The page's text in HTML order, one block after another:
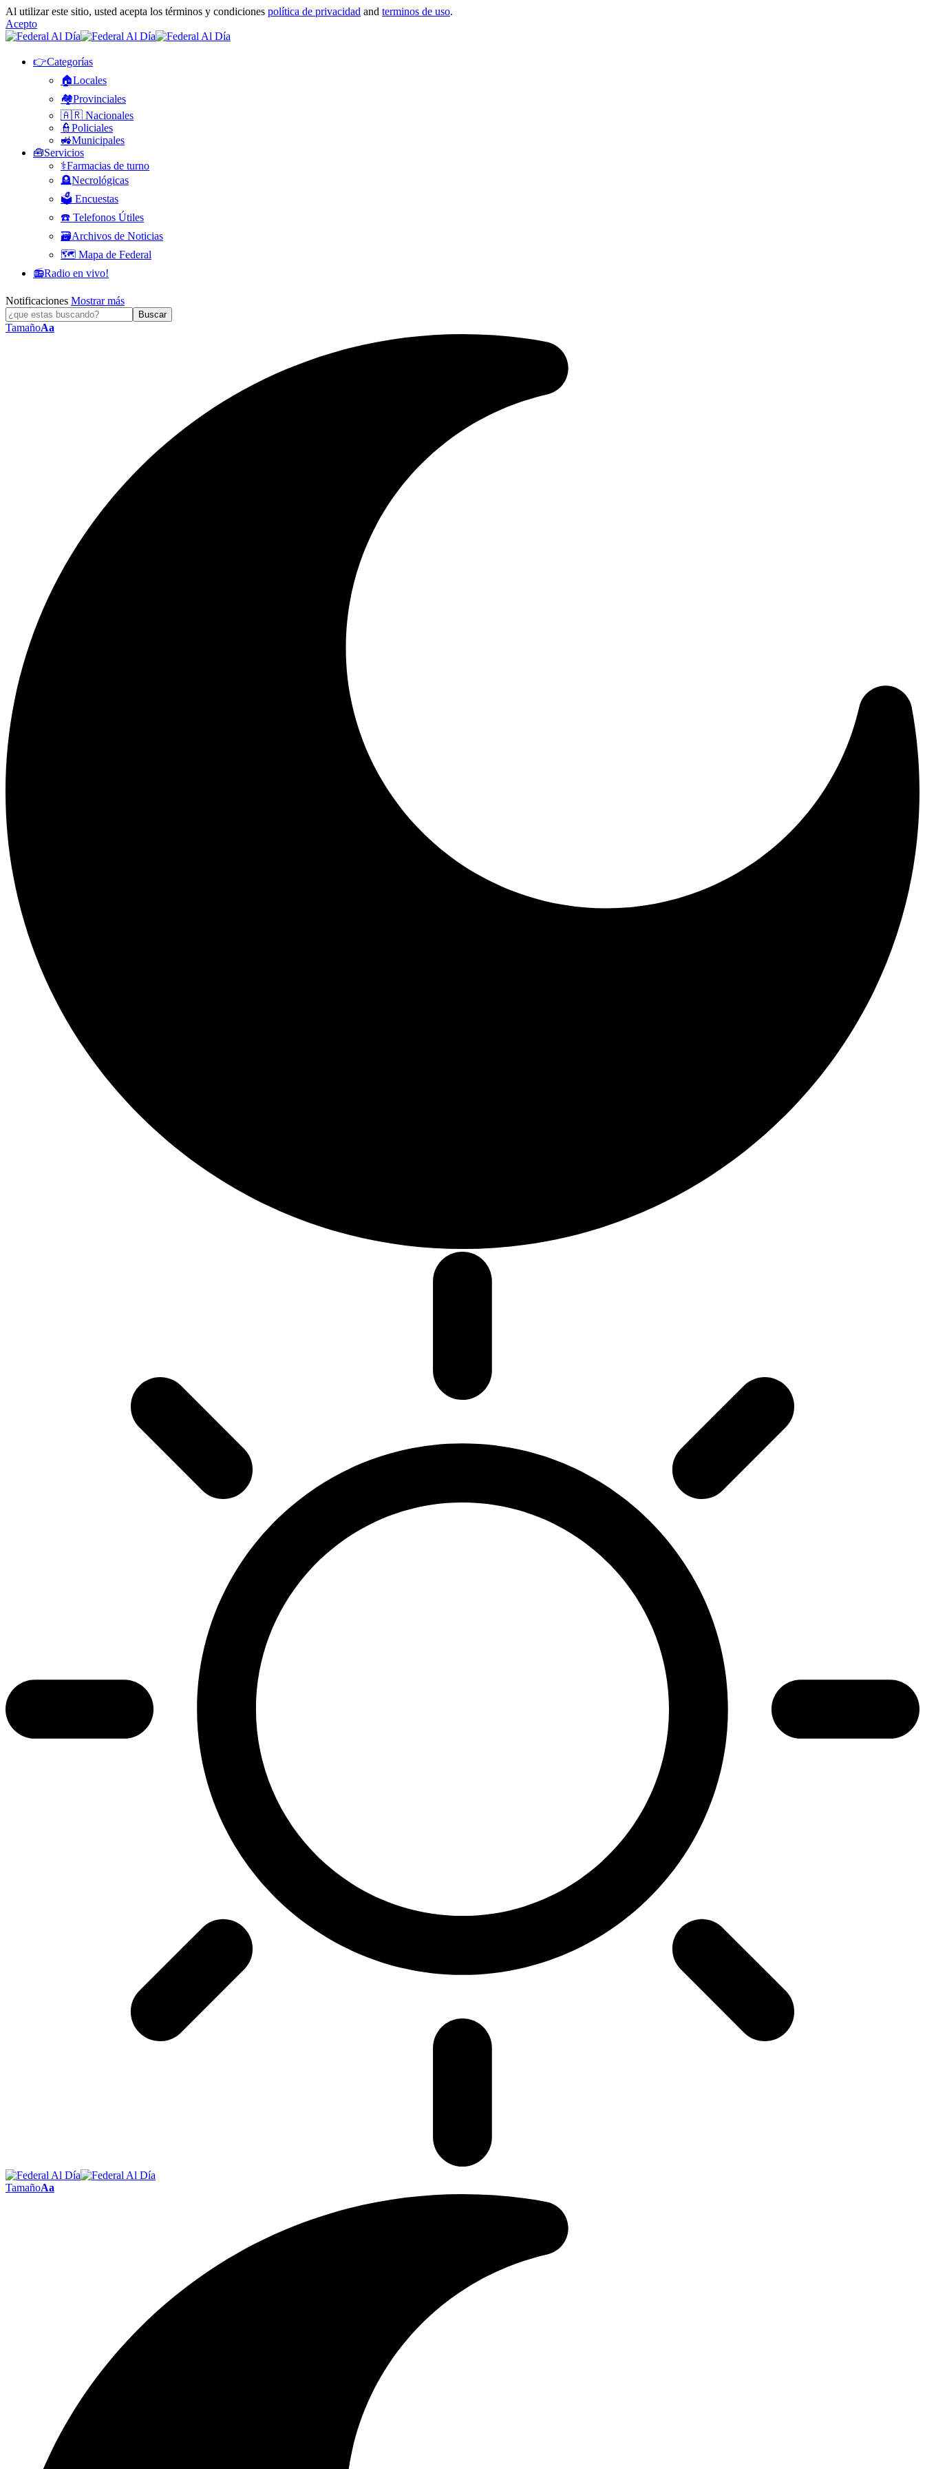
Al utilizar este sitio, usted acepta los términos y condiciones política de privacidad and terminos de uso.
Acepto
👉Categorías
🏠Locales
🏘️Provinciales
🇦🇷 Nacionales
👮Policiales
🚜Municipales
🧰Servicios
⚕️Farmacias de turno
🪦Necrológicas
🗳️ Encuestas
☎️ Telefonos Útiles
🗃️Archivos de Noticias
🗺️ Mapa de Federal
📻Radio en vivo!
Notificaciones Mostrar más
TamañoAa
TamañoAa